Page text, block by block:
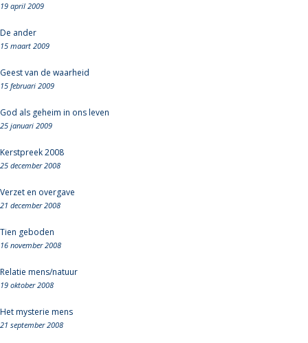
19 april 2009
De ander
15 maart 2009
Geest van de waarheid
15 februari 2009
God als geheim in ons leven
25 januari 2009
Kerstpreek 2008
25 december 2008
Verzet en overgave
21 december 2008
Tien geboden
16 november 2008
Relatie mens/natuur
19 oktober 2008
Het mysterie mens
21 september 2008